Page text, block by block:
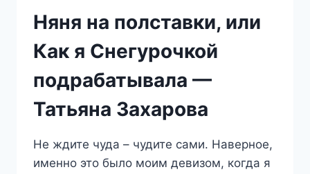
Няня на полставки, или
Как я Снегурочкой
подрабатывала —
Татьяна Захарова
Не ждите чуда – чудите сами. Наверное,
именно это было моим девизом, когда я